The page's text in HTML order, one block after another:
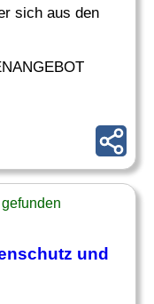
sich aus den
und